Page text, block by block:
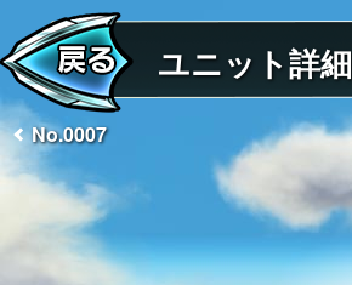
ユニット詳細
No.0007